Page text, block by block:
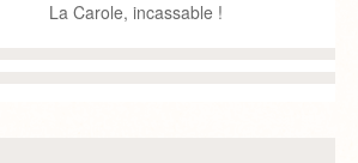
La Carole, incassable !